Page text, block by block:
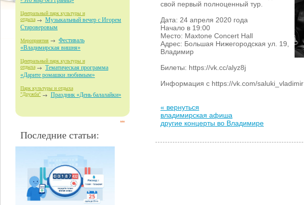
Центральный парк культуры и
отдыха
Музыкальный вечер с Игорем
Староверовым
Мероприятия
Фестиваль
«Владимирская вишня»
Центральный парк культуры и
отдыха
Тематическая программа
«Дарите ромашки любимым»
Парк культуры и отдыха
"Дружба" Праздник «День балалайки»
Последние статьи:
свой первый полноценный тур.
Дата: 24 апреля 2020 года
Начало в 19:00
Место: Maxtone Concert Hall
Адрес: Большая Нижегородская ул. 19,
Владимир
Билеты: https://vk.cc/alyz8j
Информация с https://vk.com/saluki_vladimir
« вернуться
владимирская афиша
другие концерты во Владимире